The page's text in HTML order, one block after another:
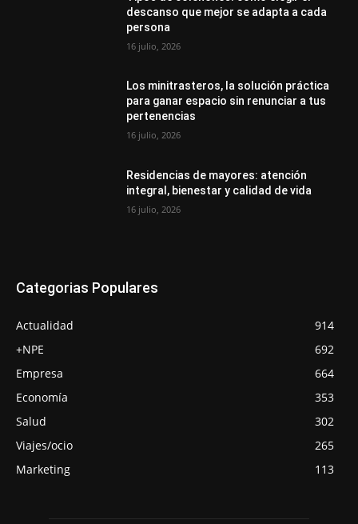
descanso que mejor se adapta a cada
persona
16 julio, 2026
Los minitrasteros, la solución práctica
para ganar espacio sin renunciar a tus
pertenencias
16 julio, 2026
Residencias de mayores: atención
integral, bienestar y calidad de vida
16 julio, 2026
Categorias Populares
Actualidad
914
+NPE
692
Empresa
664
Economía
353
Salud
302
Viajes/ocio
265
Marketing
113